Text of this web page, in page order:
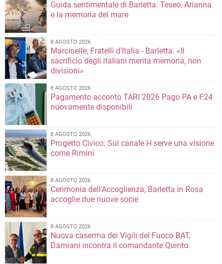
Guida sentimentale di Barletta: Teseo, Arianna
e la memoria del mare
8 AGOSTO 2026
Marcinelle, Fratelli d'Italia - Barletta: «Il
sacrificio degli italiani merita memoria, non
divisioni»
8 AGOSTO 2026
Pagamento acconto TARI 2026 Pago PA e F24
nuovamente disponibili
8 AGOSTO 2026
Progetto Civico: Sul canale H serve una visione
come Rimini
8 AGOSTO 2026
Cerimonia dell'Accoglienza, Barletta in Rosa
accoglie due nuove socie
8 AGOSTO 2026
Nuova caserma dei Vigili del Fuoco BAT,
Damiani incontra il comandante Quinto